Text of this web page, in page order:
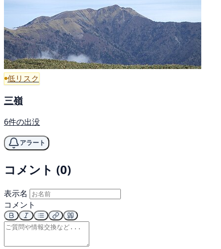
低リスク
三嶺
6件の出没
アラート
コメント (0)
表示名
コメント